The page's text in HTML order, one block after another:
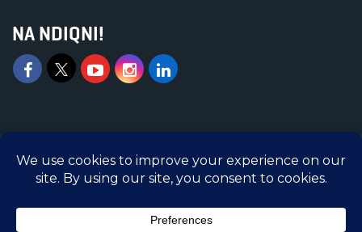
NA NDIQNI!
Islamic Relief © 2026 | Të gjitha të drejtat e
rezervuara | Islamic Relief Kosova është
Organizatë e regjistruar në Ministrinë e
Administratës Publike me numër regjistrimi